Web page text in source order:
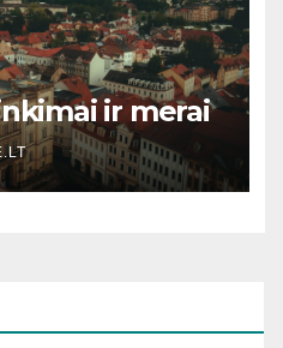
ir merai